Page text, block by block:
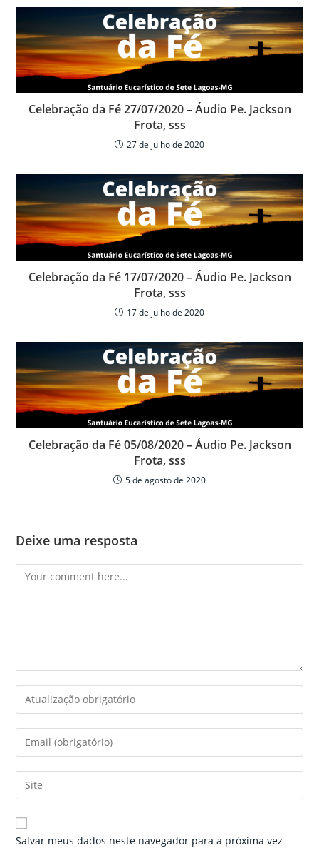
A
p
p
b
o
o
k
ar
til
h
ar
Celebração da Fé 27/07/2020 – Áudio Pe. Jackson
Frota, sss
27 de julho de 2020
Celebração da Fé 17/07/2020 – Áudio Pe. Jackson
Frota, sss
17 de julho de 2020
Celebração da Fé 05/08/2020 – Áudio Pe. Jackson
Frota, sss
5 de agosto de 2020
Deixe uma resposta
Comment
Enter
your
name
comment
Enter
your
email
address
comment
Enter
your
website
URL
Salvar meus dados neste navegador para a próxima vez